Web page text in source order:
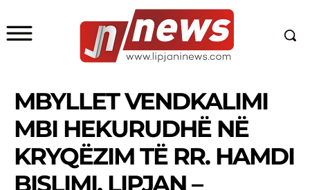
MBYLLET VENDKALIMI
MBI HEKURUDHË NË
KRYQËZIM TË RR. HAMDI
BISLIMI, LIPJAN –